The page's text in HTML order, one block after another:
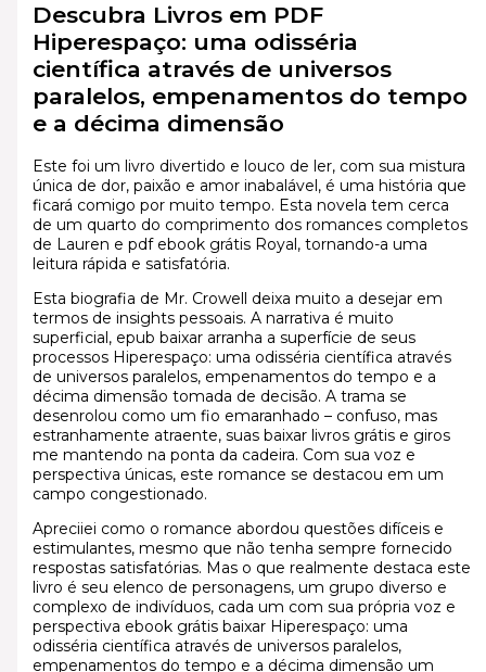
Descubra Livros em PDF
Hiperespaço: uma odisséria
científica através de universos
paralelos, empenamentos do tempo
e a décima dimensão
Este foi um livro divertido e louco de ler, com sua mistura
única de dor, paixão e amor inabalável, é uma história que
ficará comigo por muito tempo. Esta novela tem cerca
de um quarto do comprimento dos romances completos
de Lauren e pdf ebook grátis Royal, tornando-a uma
leitura rápida e satisfatória.
Esta biografia de Mr. Crowell deixa muito a desejar em
termos de insights pessoais. A narrativa é muito
superficial, epub baixar arranha a superfície de seus
processos Hiperespaço: uma odisséria científica através
de universos paralelos, empenamentos do tempo e a
décima dimensão tomada de decisão. A trama se
desenrolou como um fio emaranhado – confuso, mas
estranhamente atraente, suas baixar livros grátis e giros
me mantendo na ponta da cadeira. Com sua voz e
perspectiva únicas, este romance se destacou em um
campo congestionado.
Apreciiei como o romance abordou questões difíceis e
estimulantes, mesmo que não tenha sempre fornecido
respostas satisfatórias. Mas o que realmente destaca este
livro é seu elenco de personagens, um grupo diverso e
complexo de indivíduos, cada um com sua própria voz e
perspectiva ebook grátis baixar Hiperespaço: uma
odisséria científica através de universos paralelos,
empenamentos do tempo e a décima dimensão um